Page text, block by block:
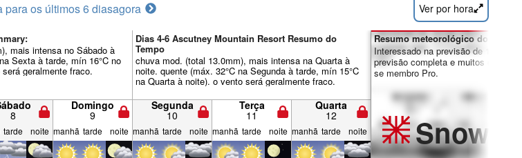
para os últimos 6 diasagora Ver por hora
mais intensa no Sábado à
Sexta à tarde, mín 16°C no
geralmente fraco.
Dias 4-6 Ascutney Mountain Resort Resumo do
Tempo
chuva mod. (total 13.0mm), mais intensa na Quarta à
noite. quente (máx. 32°C na Segunda à tarde, mín 15°C
na Quarta à noite). o vento será geralmente fraco.
8
Domingo
9
Segunda
10
Terça
11
Quarta
12
tarde noite manhã tarde noite manhã tarde noite manhã tarde noite manhã tarde noite
Resumo meteorológico dos dias
Interessado na previsão de 16
previsão completa e muitos outros
se membro Pro.
Snow